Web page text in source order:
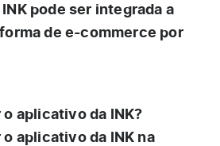
pode ser integrada a
de e-commerce por
aplicativo da INK?
aplicativo da INK na